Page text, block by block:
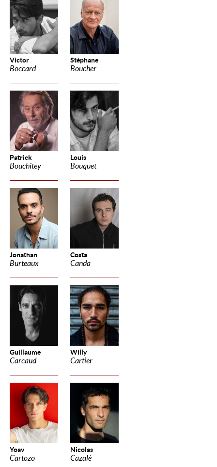
Victor
Boccard
Stéphane
Boucher
Patrick
Bouchitey
Louis
Bouquet
Jonathan
Burteaux
Costa
Canda
Guillaume
Carcaud
Willy
Cartier
Yoav
Cartozo
Nicolas
Cazalé